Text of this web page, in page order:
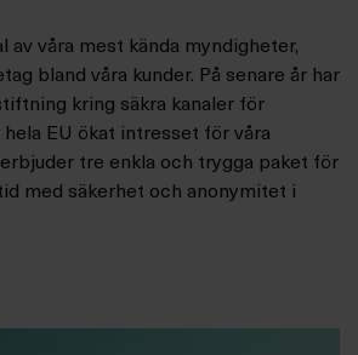
av våra mest kända myndigheter,
bland våra kunder. På senare år har
kring säkra kanaler för
EU ökat intresset för våra
tre enkla och trygga paket för
med säkerhet och anonymitet i